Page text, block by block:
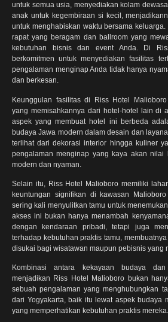
untuk semua usia, menyediakan kolam
anak untuk kegembiraan si kecil,
untuk menghabiskan waktu bersama
rapat yang beragam dan ballroom yang
kebutuhan bisnis dan event Anda. Di
berkomitmen untuk menyediakan fasilitas
pengalaman menginap Anda tidak hanya
dan berkesan.
Keunggulan fasilitas di Riss Hotel
yang memisahkannya dari hotel-hotel lain di
aspek yang membuat hotel ini berbeda
budaya Jawa modern dalam desain dan
terlihat dari dekorasi interior hingga kuliner
pengalaman menginap yang kaya akan nilai
modern dan nyaman.
Selain itu, Riss Hotel Malioboro memiliki
keuntungan signifikan di kawasan
sering kali menyulitkan tamu untuk
akses ini bukan hanya menambah
dengan kendaraan pribadi, tetapi juga
terhadap kebutuhan praktis tamu,
disukai bagi wisatawan maupun pebisnis yang
Kombinasi antara kekayaan budaya
menjadikan Riss Hotel Malioboro bukan
sebuah pengalaman yang menghubungkan
dari Yogyakarta, baik itu lewat aspek budaya
yang memperhatikan kebutuhan praktis mereka.